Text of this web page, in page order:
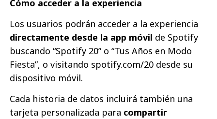
Cómo acceder a la experiencia
Los usuarios podrán acceder a la experiencia
directamente desde la app móvil de Spotify
buscando “Spotify 20” o “Tus Años en Modo
Fiesta”, o visitando spotify.com/20 desde su
dispositivo móvil.
Cada historia de datos incluirá también una
tarjeta personalizada para compartir